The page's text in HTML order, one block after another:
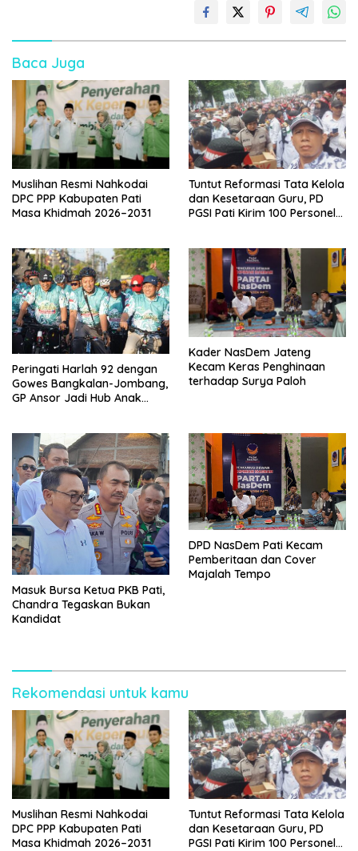
Baca Juga
Muslihan Resmi Nahkodai
DPC PPP Kabupaten Pati
Masa Khidmah 2026–2031
Tuntut Reformasi Tata Kelola
dan Kesetaraan Guru, PD
PGSI Pati Kirim 100 Personel
Peringati Harlah 92 dengan
Gowes Bangkalan-Jombang,
GP Ansor Jadi Hub Anak
Kader NasDem Jateng
Kecam Keras Penghinaan
terhadap Surya Paloh
Masuk Bursa Ketua PKB Pati,
Chandra Tegaskan Bukan
Kandidat
DPD NasDem Pati Kecam
Pemberitaan dan Cover
Majalah Tempo
Rekomendasi untuk kamu
Muslihan Resmi Nahkodai
DPC PPP Kabupaten Pati
Masa Khidmah 2026–2031
Tuntut Reformasi Tata Kelola
dan Kesetaraan Guru, PD
PGSI Pati Kirim 100 Personel